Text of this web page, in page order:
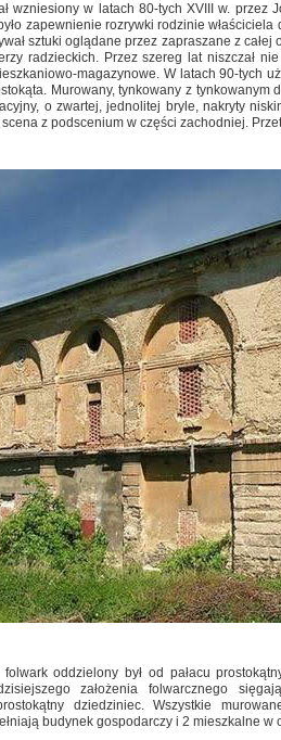
wzniesiony w latach 80-tych XVIII w. przez
zapewnienie rozrywki rodzinie
sztuki oglądane przez zapraszane z
radzieckich. Przez szereg lat niszczał
magazynowe. W latach 90-tych
Murowany, tynkowany z
o zwartej, jednolitej bryle, nakryty
z podscenium w części zachodniej.
folwark oddzielony był od pałacu
założenia folwarcznego
dziedziniec. Wszystkie
budynek gospodarczy i 2 mieszkalne w